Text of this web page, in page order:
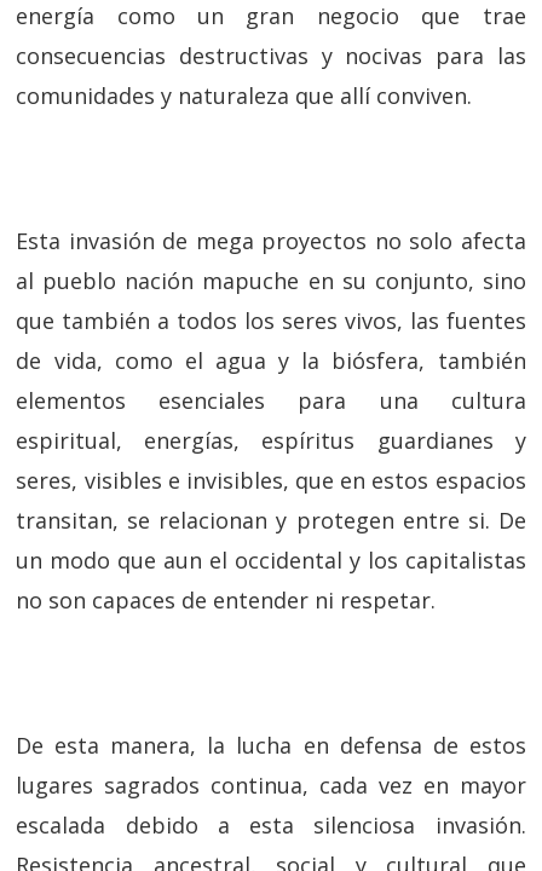
energía como un gran negocio que trae
consecuencias destructivas y nocivas para las
comunidades y naturaleza que allí conviven.
Esta invasión de mega proyectos no solo afecta
al pueblo nación mapuche en su conjunto, sino
que también a todos los seres vivos, las fuentes
de vida, como el agua y la biósfera, también
elementos esenciales para una cultura
espiritual, energías, espíritus guardianes y
seres, visibles e invisibles, que en estos espacios
transitan, se relacionan y protegen entre si. De
un modo que aun el occidental y los capitalistas
no son capaces de entender ni respetar.
De esta manera, la lucha en defensa de estos
lugares sagrados continua, cada vez en mayor
escalada debido a esta silenciosa invasión.
Resistencia ancestral, social y cultural que